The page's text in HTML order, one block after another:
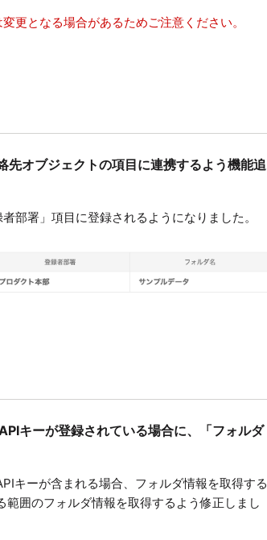
更となる場合があるためご注意ください。
先オブジェクトの項目に連携するよう機能追
部署」項目に登録されるようになりました。
キーが登録されている場合に、「フォルダ
キーが含まれる場合、フォルダ情報を取得する
囲のフォルダ情報を取得するよう修正しまし